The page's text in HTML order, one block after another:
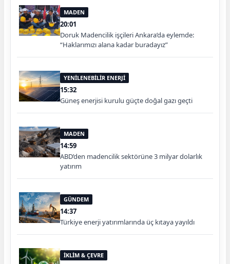
MADEN
20:01
Doruk Madencilik işçileri Ankara’da eylemde:
“Haklarımızı alana kadar buradayız”
YENİLENEBİLİR ENERJİ
15:32
Güneş enerjisi kurulu güçte doğal gazı geçti
MADEN
14:59
ABD’den madencilik sektörüne 3 milyar dolarlık
yatırım
GÜNDEM
14:37
Türkiye enerji yatırımlarında üç kıtaya yayıldı
İKLİM & ÇEVRE